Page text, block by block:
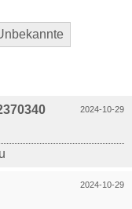
2024-10-29
2024-10-29